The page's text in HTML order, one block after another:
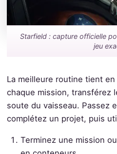
Starfield : capture officielle
jeu
La meilleure routine tient
chaque mission, transférez
soute du vaisseau. Passez
complétez un projet, puis
Terminez une mission